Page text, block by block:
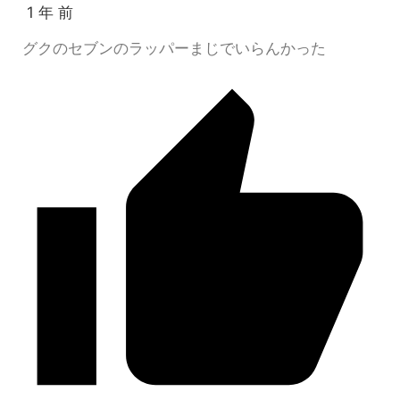
1 年 前
グクのセブンのラッパーまじでいらんかった